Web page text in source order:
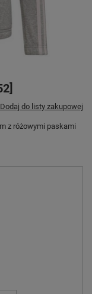
Dodaj do listy zakupowej
z różowymi paskami